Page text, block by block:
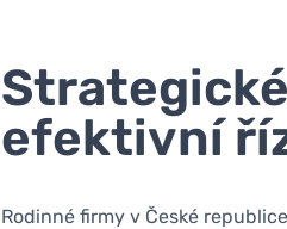
efektivní
Rodinné firmy v České